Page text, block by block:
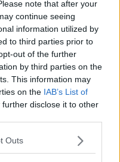
note that after your
continue seeing
information utilized by
to third parties prior to
out of the further
by third parties on the
This information may
on the IAB’s List of
further disclose it to other
Outs
che hanno devoluto oltre
espresso la propria
hanno scelto di dedicare
patologie oncologiche e
malato e dei suoi familiari.
di fondi per questo